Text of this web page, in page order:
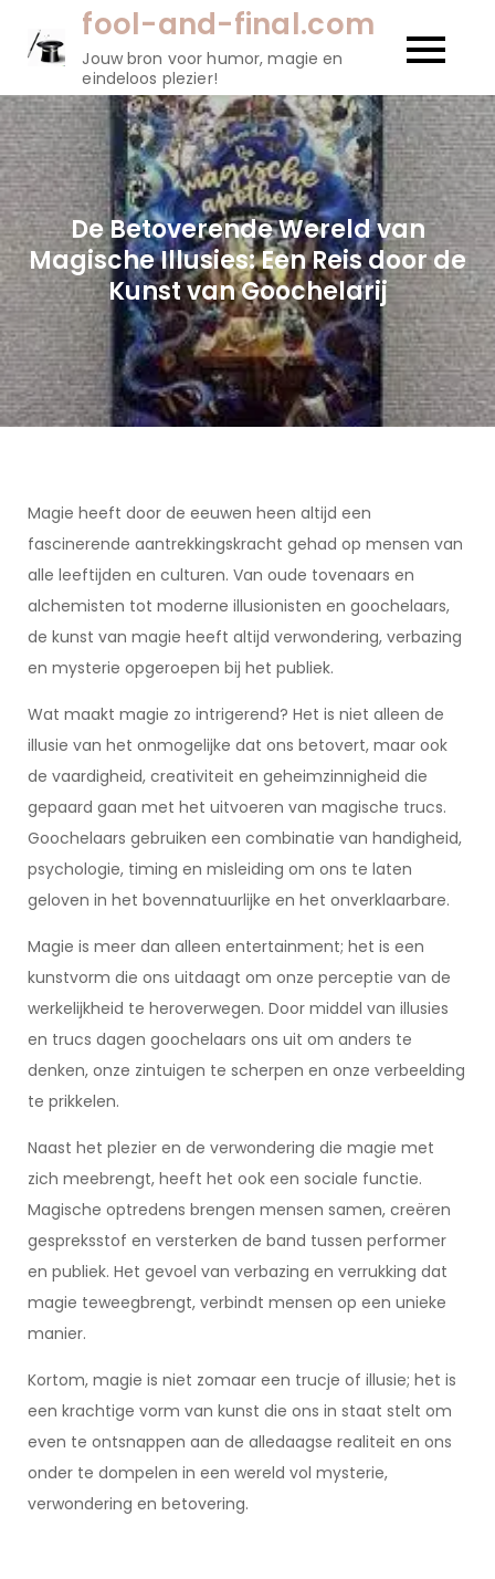
gaan
fool-and-final.com
Jouw bron voor humor, magie en
eindeloos plezier!
De Betoverende Wereld van
Magische Illusies: Een Reis door de
Kunst van Goochelarij
Magie heeft door de eeuwen heen altijd een
fascinerende aantrekkingskracht gehad op mensen van
alle leeftijden en culturen. Van oude tovenaars en
alchemisten tot moderne illusionisten en goochelaars,
de kunst van magie heeft altijd verwondering, verbazing
en mysterie opgeroepen bij het publiek.
Wat maakt magie zo intrigerend? Het is niet alleen de
illusie van het onmogelijke dat ons betovert, maar ook
de vaardigheid, creativiteit en geheimzinnigheid die
gepaard gaan met het uitvoeren van magische trucs.
Goochelaars gebruiken een combinatie van handigheid,
psychologie, timing en misleiding om ons te laten
geloven in het bovennatuurlijke en het onverklaarbare.
Magie is meer dan alleen entertainment; het is een
kunstvorm die ons uitdaagt om onze perceptie van de
werkelijkheid te heroverwegen. Door middel van illusies
en trucs dagen goochelaars ons uit om anders te
denken, onze zintuigen te scherpen en onze verbeelding
te prikkelen.
Naast het plezier en de verwondering die magie met
zich meebrengt, heeft het ook een sociale functie.
Magische optredens brengen mensen samen, creëren
gespreksstof en versterken de band tussen performer
en publiek. Het gevoel van verbazing en verrukking dat
magie teweegbrengt, verbindt mensen op een unieke
manier.
Kortom, magie is niet zomaar een trucje of illusie; het is
een krachtige vorm van kunst die ons in staat stelt om
even te ontsnappen aan de alledaagse realiteit en ons
onder te dompelen in een wereld vol mysterie,
verwondering en betovering.